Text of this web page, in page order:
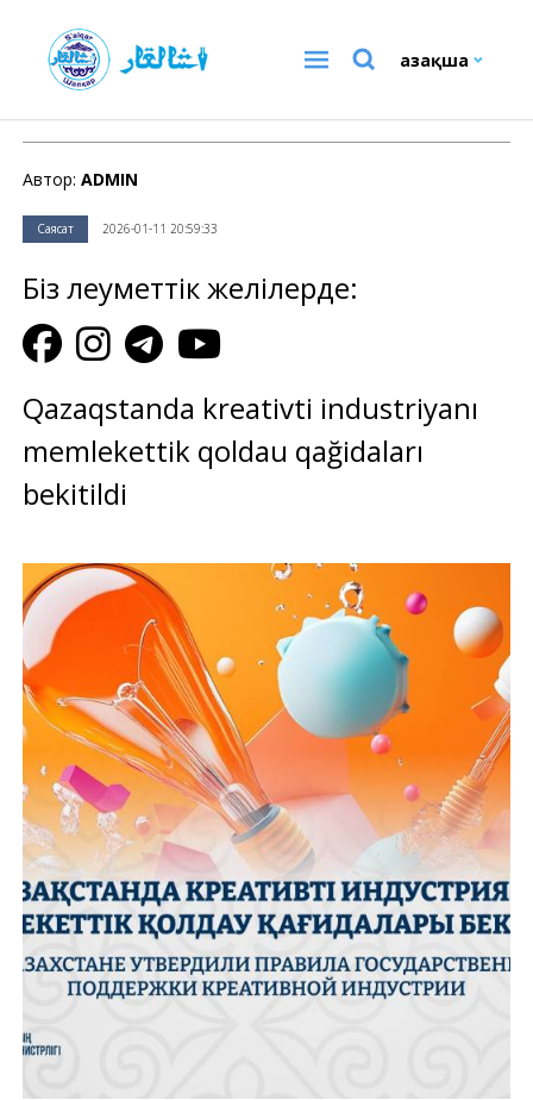
Қазақша
Автор: ADMIN
Саясат 2026-01-11 20:59:33
Біз әлеуметтік желілерде:
Qazaqstanda kreativti industriyanı
memlekettik qoldau qağidaları
bekitildi